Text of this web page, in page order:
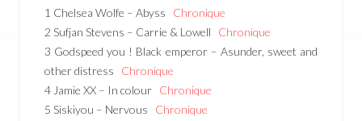
1 Chelsea Wolfe – Abyss Chronique
2 Sufjan Stevens – Carrie & Lowell Chronique
3 Godspeed you ! Black emperor – Asunder, sweet and
other distress Chronique
4 Jamie XX – In colour Chronique
5 Siskiyou – Nervous Chronique